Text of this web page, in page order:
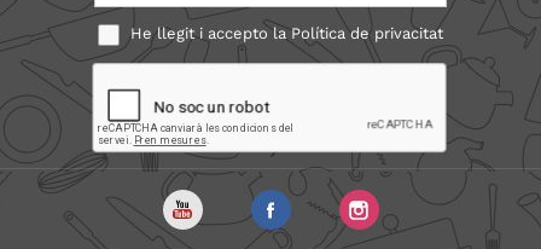
He llegit i accepto laPolítica de privacitat